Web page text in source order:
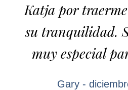
Katja por
su tranquilidad.
muy especial
Gary -